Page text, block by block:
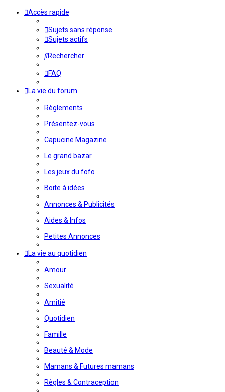
Accès rapide
Sujets sans réponse
Sujets actifs
Rechercher
FAQ
La vie du forum
Règlements
Présentez-vous
Capucine Magazine
Le grand bazar
Les jeux du fofo
Boite à idées
Annonces & Publicités
Aides & Infos
Petites Annonces
La vie au quotidien
Amour
Sexualité
Amitié
Quotidien
Famille
Beauté & Mode
Mamans & Futures mamans
Règles & Contraception